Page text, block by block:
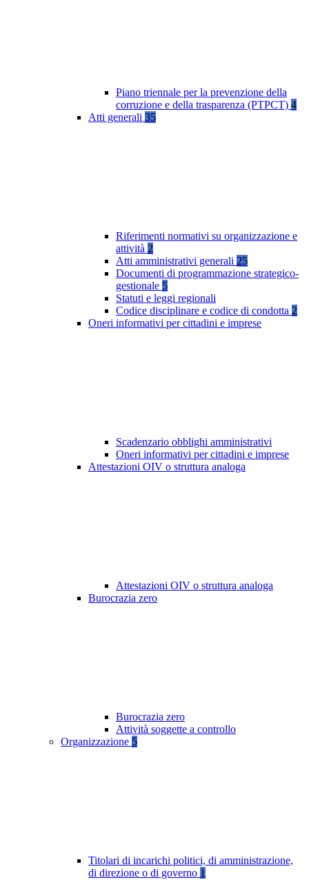
Piano triennale per la prevenzione della
corruzione e della trasparenza (PTPCT) 4
Atti generali 35
Riferimenti normativi su organizzazione e
attività 2
Atti amministrativi generali 25
Documenti di programmazione strategico-
gestionale 5
Statuti e leggi regionali
Codice disciplinare e codice di condotta 2
Oneri informativi per cittadini e imprese
Scadenzario obblighi amministrativi
Oneri informativi per cittadini e imprese
Attestazioni OIV o struttura analoga
Attestazioni OIV o struttura analoga
Burocrazia zero
Burocrazia zero
Attività soggette a controllo
Organizzazione 5
Titolari di incarichi politici, di amministrazione,
di direzione o di governo 1